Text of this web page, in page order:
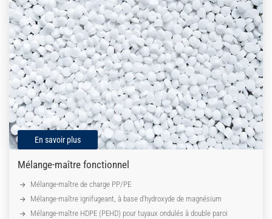
En savoir plus
Mélange-maître fonctionnel
Mélange-maître de charge PP/PE
Mélange-maître ignifugeant, à base d'hydroxyde de magnésium
Mélange-maître HDPE (PEHD) pour tuyaux ondulés à double paroi